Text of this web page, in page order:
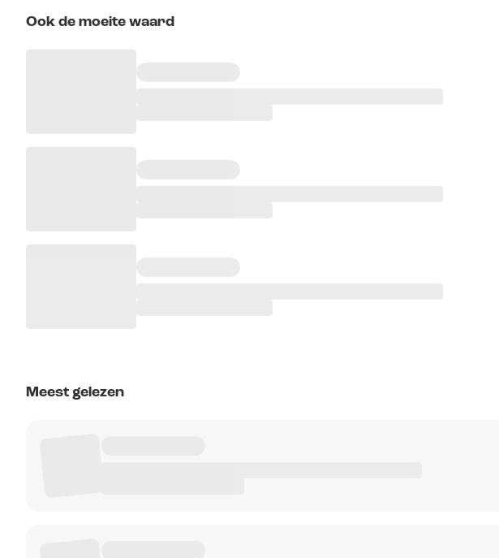
Ook de moeite waard
Meest gelezen